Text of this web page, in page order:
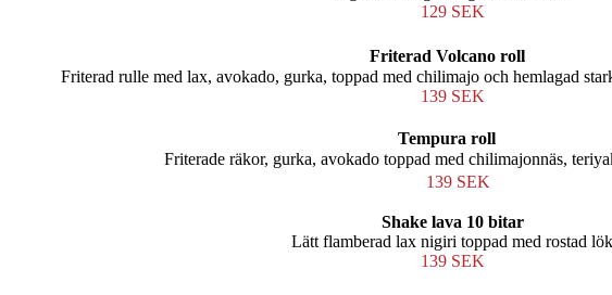
129 SEK
Friterad Volcano roll
Friterad rulle med lax, avokado, gurka, toppad med chilimajo och hemlagad
139 SEK
Tempura roll
Friterade räkor, gurka, avokado toppad med chilimajonnäs,
139 SEK
Shake lava 10 bitar
Lätt flamberad lax nigiri toppad med rostad lök
139 SEK